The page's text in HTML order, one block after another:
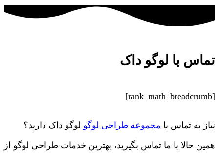
تماس با لوگو داک
[rank_math_breadcrumb]
نیاز به تماس با مجموعه طراحی لوگو لوگو داک دارید؟
همین حالا با ما تماس بگیرید، بهترین خدمات طراحی لوگو از